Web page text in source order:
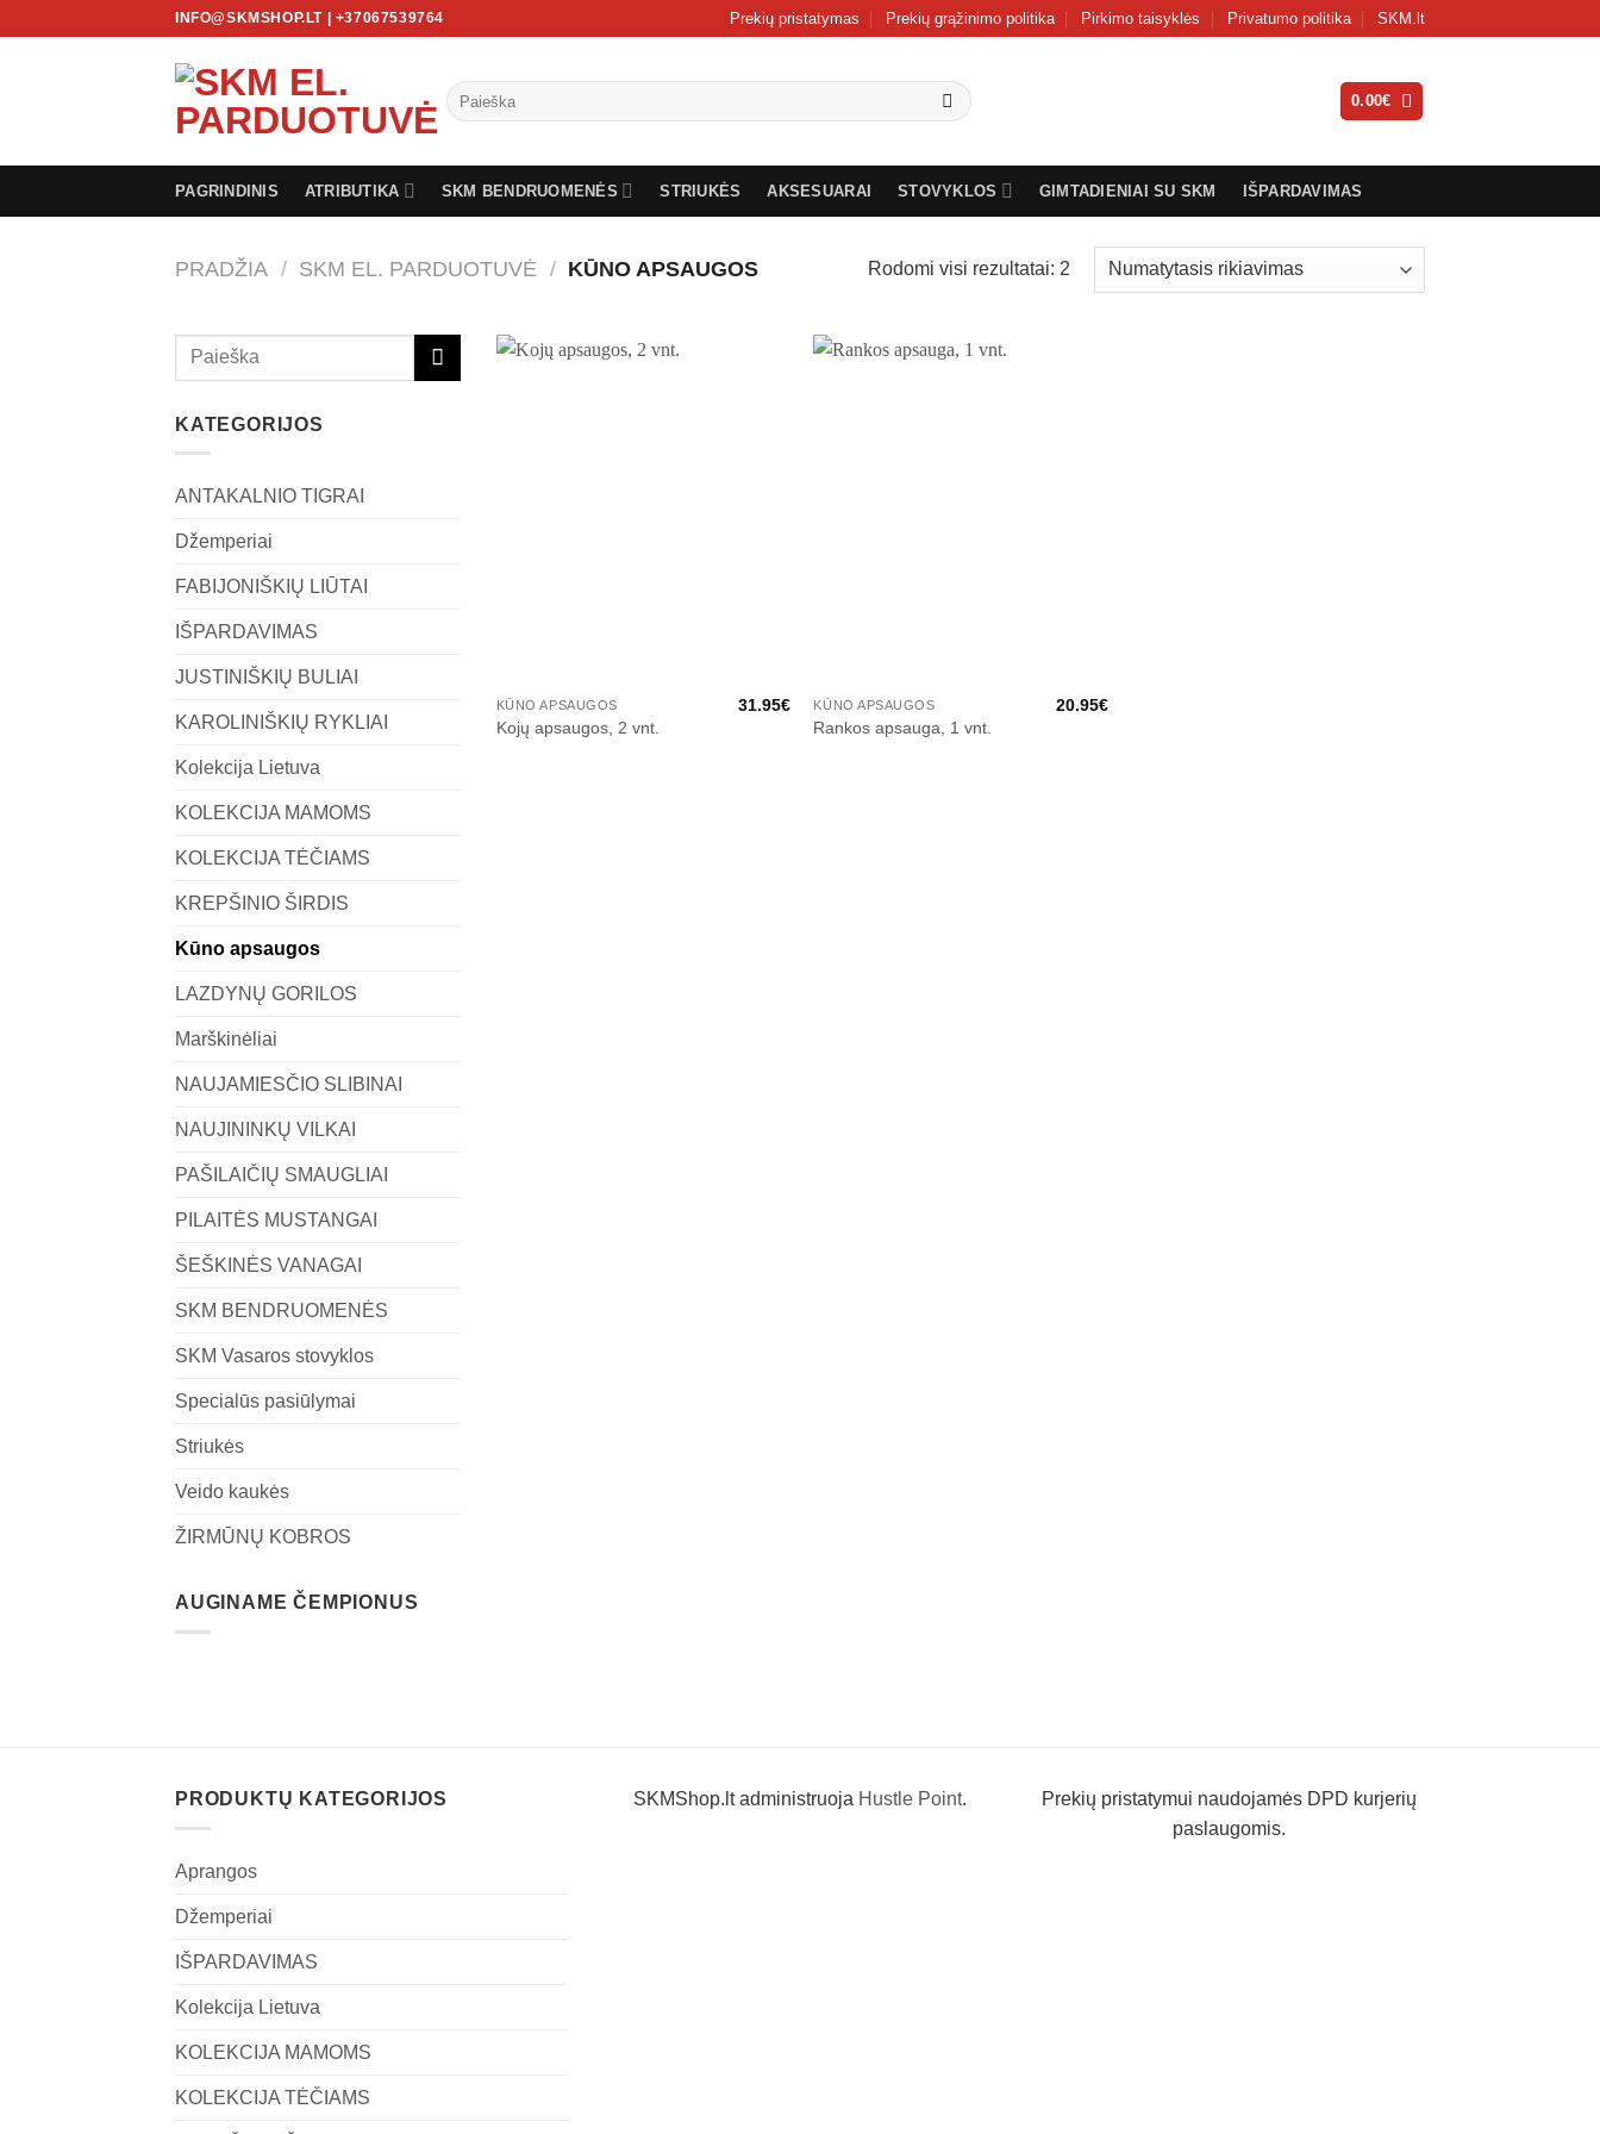
to
INFO@SKMSHOP.LT | +37067539764 Prekių pristatymas Prekių grąžinimo politika Pirkimo taisyklės Privatumo politika SKM.lt
Ieškoti:
0.00€
PAGRINDINIS ATRIBUTIKA SKM BENDRUOMENĖS STRIUKĖS AKSESUARAI STOVYKLOS GIMTADIENIAI SU SKM IŠPARDAVIMAS
PRADŽIA / SKM EL. PARDUOTUVĖ / KŪNO APSAUGOS Rodomi visi rezultatai: 2
KATEGORIJOS
ANTAKALNIO TIGRAI
Džemperiai
FABIJONIŠKIŲ LIŪTAI
IŠPARDAVIMAS
JUSTINIŠKIŲ BULIAI
KAROLINIŠKIŲ RYKLIAI
Kolekcija Lietuva
KOLEKCIJA MAMOMS
KOLEKCIJA TĖČIAMS
KREPŠINIO ŠIRDIS
Kūno apsaugos
LAZDYNŲ GORILOS
Marškinėliai
NAUJAMIESČIO SLIBINAI
NAUJININKŲ VILKAI
PAŠILAIČIŲ SMAUGLIAI
PILAITĖS MUSTANGAI
ŠEŠKINĖS VANAGAI
SKM BENDRUOMENĖS
SKM Vasaros stovyklos
Specialūs pasiūlymai
Striukės
Veido kaukės
ŽIRMŪNŲ KOBROS
AUGINAME ČEMPIONUS
KŪNO APSAUGOS
Kojų apsaugos, 2 vnt.
31.95€ KŪNO APSAUGOS
Rankos apsauga, 1 vnt.
20.95€
PRODUKTŲ KATEGORIJOS
Aprangos
Džemperiai
IŠPARDAVIMAS
Kolekcija Lietuva
KOLEKCIJA MAMOMS
KOLEKCIJA TĖČIAMS
SKMShop.lt administruoja Hustle Point.
Prekių pristatymui naudojamės DPD kurjerių
paslaugomis.